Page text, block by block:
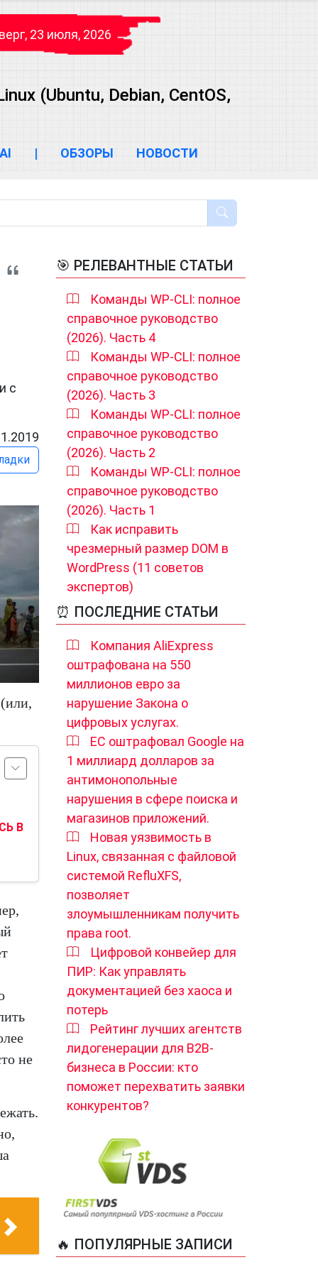
23 июля, 2026
(Ubuntu, Debian, CentOS,
AI | ОБЗОРЫ НОВОСТИ
с
В
не
🎯 РЕЛЕВАНТНЫЕ СТАТЬИ
Команды WP-CLI: полное
справочное руководство
(2026). Часть 4
Команды WP-CLI: полное
справочное руководство
(2026). Часть 3
Команды WP-CLI: полное
справочное руководство
(2026). Часть 2
Команды WP-CLI: полное
справочное руководство
(2026). Часть 1
Как исправить
чрезмерный размер DOM в
WordPress (11 советов
экспертов)
⏰ ПОСЛЕДНИЕ СТАТЬИ
Компания AliExpress
оштрафована на 550
миллионов евро за
нарушение Закона о
цифровых услугах.
ЕС оштрафовал Google на
1 миллиард долларов за
антимонопольные
нарушения в сфере поиска и
магазинов приложений.
Новая уязвимость в
Linux, связанная с файловой
системой RefluXFS,
позволяет
злоумышленникам получить
права root.
Цифровой конвейер для
ПИР: Как управлять
документацией без хаоса и
потерь
Рейтинг лучших агентств
лидогенерации для B2B-
бизнеса в России: кто
поможет перехватить заявки
конкурентов?
🔥 ПОПУЛЯРНЫЕ ЗАПИСИ